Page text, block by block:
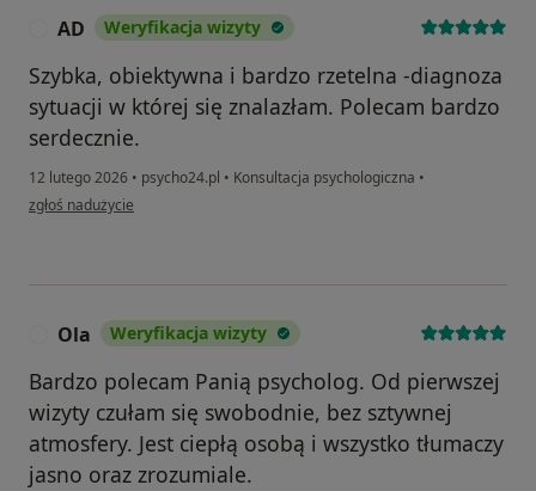
AD Weryfikacja wizyty
Szybka, obiektywna i bardzo rzetelna -diagnoza
sytuacji w której się znalazłam. Polecam bardzo
serdecznie.
12 lutego 2026 • psycho24.pl • Konsultacja psychologiczna •
w opinii użytkownika AD
zgłoś nadużycie
Ola Weryfikacja wizyty
Bardzo polecam Panią psycholog. Od pierwszej
wizyty czułam się swobodnie, bez sztywnej
atmosfery. Jest ciepłą osobą i wszystko tłumaczy
jasno oraz zrozumiale.